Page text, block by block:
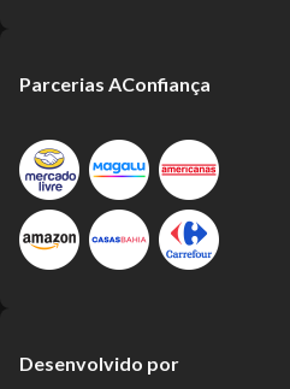
Parcerias AConfiança
Desenvolvido por